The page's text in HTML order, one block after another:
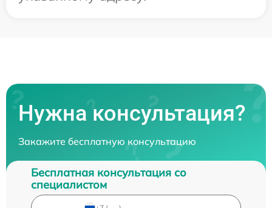
Нужна консультация?
Закажите бесплатную консультацию
Бесплатная консультация со
специалистом